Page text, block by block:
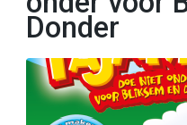
Donder